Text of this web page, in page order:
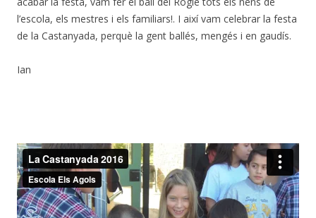
l’escola, els mestres i els familiars!. I així vam celebrar la festa
de la Castanyada, perquè la gent ballés, mengés i en gaudís.
Ian